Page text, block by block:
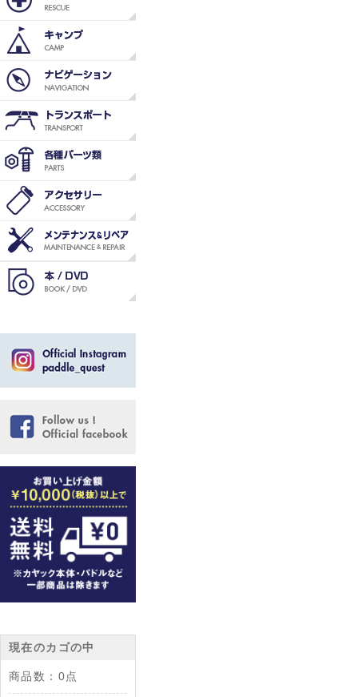
現在のカゴの中
商品数： 0点